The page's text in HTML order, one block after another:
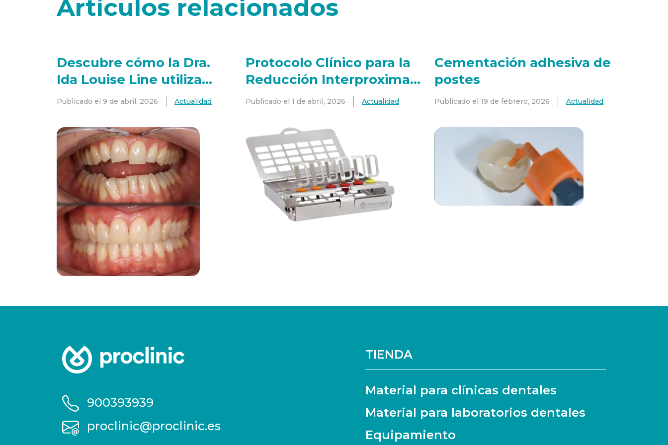
Artículos relacionados
Descubre cómo la Dra.
Ida Louise Line utiliza
composite calentado
Publicado el 9 de abril, 2026 Actualidad
Protocolo Clínico para la
Reducción Interproximal
(IPR)
Publicado el 1 de abril, 2026 Actualidad
Cementación adhesiva de
postes
Publicado el 19 de febrero, 2026 Actualidad
900393939
proclinic@proclinic.es
TIENDA
Material para clínicas dentales
Material para laboratorios dentales
Equipamiento